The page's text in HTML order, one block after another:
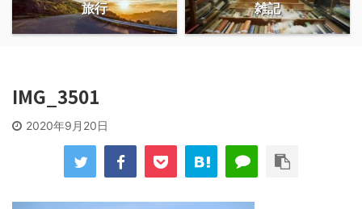
旅行 雑記
IMG_3501
2020年9月20日